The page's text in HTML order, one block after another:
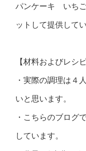
パンケーキ いちご
ットして提供して
【材料およびレシ
・実際の調理は４
いと思います。
・こちらのブログ
しています。